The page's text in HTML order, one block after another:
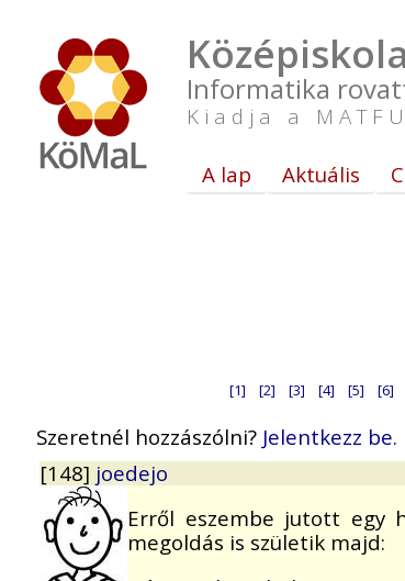
Informatika
Kiadja a
A lap Aktuális
[1] [2] [3] [4] [5] [6]
Szeretnél hozzászólni? Jelentkezz be.
[148] joedejo
Erről eszembe jutott egy
megoldás is születik majd: